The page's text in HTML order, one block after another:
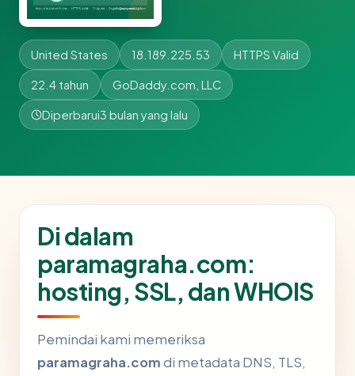
United States 18.189.225.53 HTTPS Valid
22.4 tahun GoDaddy.com, LLC
Diperbarui3 bulan yang lalu
Di dalam
paramagraha.com:
hosting, SSL, dan WHOIS
Pemindai kami memeriksa
paramagraha.comdi metadata DNS, TLS,